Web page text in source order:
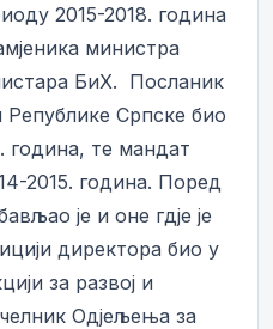
2015-2018. година
министра
БиХ. Посланик
Српске био
година, те мандат
2015. година. Поред
је и оне гдје је
директора био у
за развој и
Одјељења за